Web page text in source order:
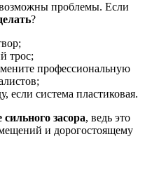
проблемы. Если
?
трос;
профессиональную
если система пластиковая.
сильного засора, ведь это
и дорогостоящему